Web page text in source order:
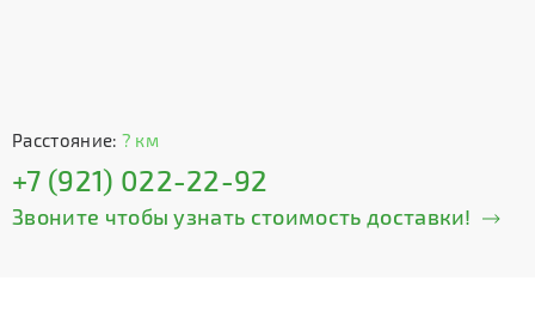
Расстояние: ? км
+7 (921) 022-22-92
Звоните чтобы узнать стоимость доставки!